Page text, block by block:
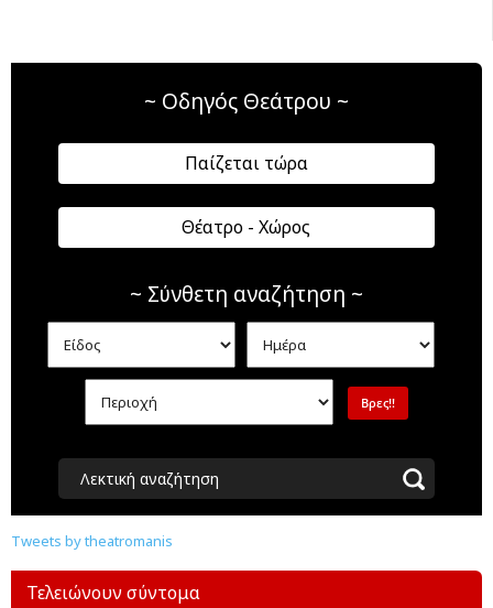
~ Οδηγός Θεάτρου ~
Παίζεται τώρα
Θέατρο - Χώρος
~ Σύνθετη αναζήτηση ~
Λεκτική αναζήτηση
Tweets by theatromanis
Τελειώνουν σύντομα